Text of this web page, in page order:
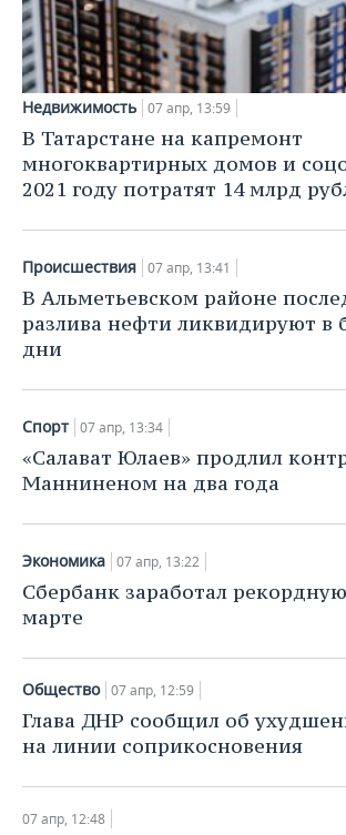
Недвижимость 07 апр, 13:59
В Татарстане на капремонт
многоквартирных домов и
2021 году потратят 14 млрд
Происшествия 07 апр, 13:41
В Альметьевском районе
разлива нефти ликвидируют в
дни
Спорт 07 апр, 13:34
«Салават Юлаев» продлил
Манниненом на два года
Экономика 07 апр, 13:22
Сбербанк заработал
марте
Общество 07 апр, 12:59
Глава ДНР сообщил об
на линии соприкосновения
07 апр, 12:48